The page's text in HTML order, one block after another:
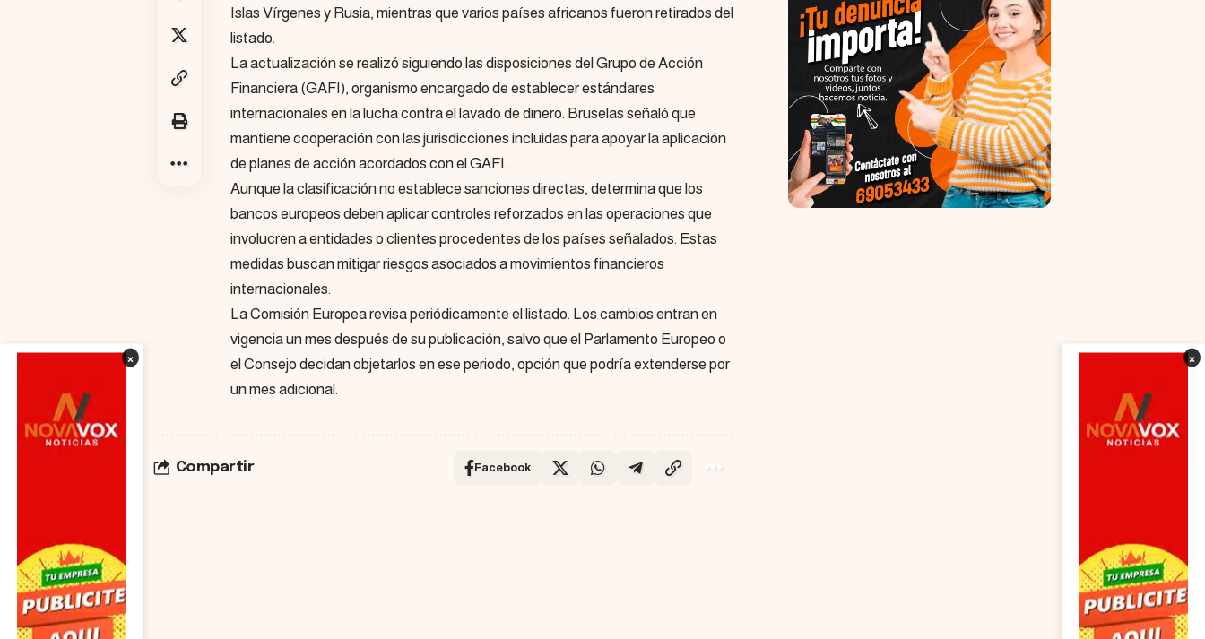
× ×
Islas Vírgenes y Rusia, mientras que varios países africanos fueron retirados del
listado.
La actualización se realizó siguiendo las disposiciones del Grupo de Acción
Financiera (GAFI), organismo encargado de establecer estándares
internacionales en la lucha contra el lavado de dinero. Bruselas señaló que
mantiene cooperación con las jurisdicciones incluidas para apoyar la aplicación
de planes de acción acordados con el GAFI.
Aunque la clasificación no establece sanciones directas, determina que los
bancos europeos deben aplicar controles reforzados en las operaciones que
involucren a entidades o clientes procedentes de los países señalados. Estas
medidas buscan mitigar riesgos asociados a movimientos financieros
internacionales.
La Comisión Europea revisa periódicamente el listado. Los cambios entran en
vigencia un mes después de su publicación, salvo que el Parlamento Europeo o
el Consejo decidan objetarlos en ese periodo, opción que podría extenderse por
un mes adicional.
Compartir Facebook